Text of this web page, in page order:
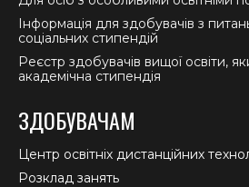
Інформація для здобувачів з
соціальних стипендій
Реєстр здобувачів вищої освіти,
академічна стипендія
ЗДОБУВАЧАМ
Центр освітніх дистанційних
Розклад занять